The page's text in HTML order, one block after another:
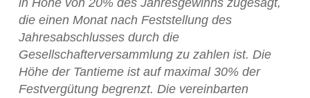
die einen Monat nach Feststellung des
Jahresabschlusses durch die
Gesellschafterversammlung zu zahlen ist. Die
Höhe der Tantieme ist auf maximal 30% der
Festvergütung begrenzt. Die vereinbarten